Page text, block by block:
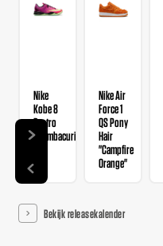
Nike
Kobe 8
Protro
"Mambacurial"
Nike Air
Force 1
QS Pony
Hair
"Campfire
Orange"
Bekijk releasekalender